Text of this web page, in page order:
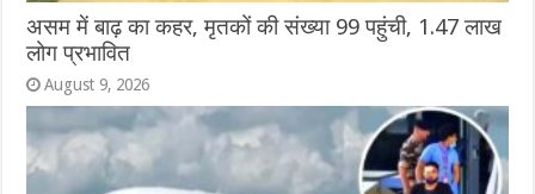
असम में बाढ़ का कहर, मृतकों की संख्या 99 पहुंची, 1.47 लाख
लोग प्रभावित
August 9, 2026